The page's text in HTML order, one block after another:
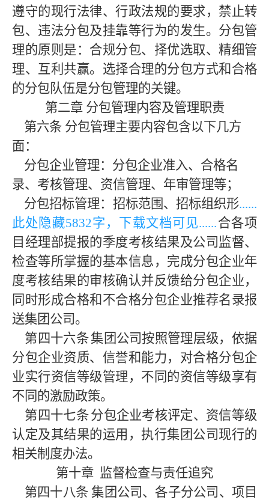
遵守的现行法律、行政法规的要求，禁止转
包、违法分包及挂靠等行为的发生。分包管
理的原则是：合规分包、择优选取、精细管
理、互利共赢。选择合理的分包方式和合格
的分包队伍是分包管理的关键。
第二章 分包管理内容及管理职责
第六条 分包管理主要内容包含以下几方
面：
分包企业管理：分包企业准入、合格名
录、考核管理、资信管理、年审管理等；
分包招标管理：招标范围、招标组织形......
此处隐藏5832字，下载文档可见......合各项
目经理部提报的季度考核结果及公司监督、
检查等所掌握的基本信息，完成分包企业年
度考核结果的审核确认并反馈给分包企业，
同时形成合格和不合格分包企业推荐名录报
送集团公司。
第四十六条集团公司按照管理层级，依据
分包企业资质、信誉和能力，对合格分包企
业实行资信等级管理，不同的资信等级享有
不同的激励政策。
第四十七条分包企业考核评定、资信等级
认定及其结果的运用，执行集团公司现行的
相关制度办法。
第十章 监督检查与责任追究
第四十八条 集团公司、各子分公司、项目